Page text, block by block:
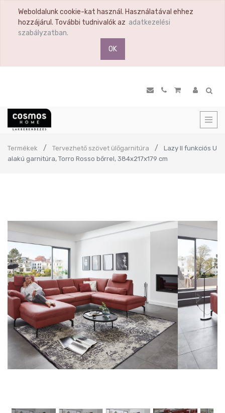
Weboldalunk cookie-kat használ. Használatával ehhez
hozzájárul. További tudnivalók az adatkezelési
szabályzatban.
OK
Termékek Tervezhető szövet ülőgarnitúra
Lazy II funkciós U
alakú garnitúra, Torro Rosso bőrrel, 384x217x179 cm